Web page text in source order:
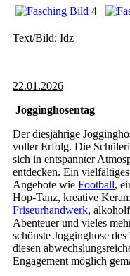
Text/Bild: Idz
22.01.2026
Jogginghosentag
Der diesjährige
voller Erfolg. Die
sich in entspannter
entdecken. Ein
Angebote wie Football,
Hop-Tanz, kreative
Friseurhandwerk,
Abenteuer und vieles
schönste Jogginghose
diesen
Engagement möglich